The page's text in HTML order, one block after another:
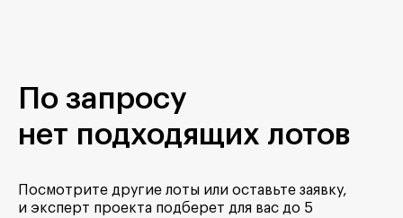
По запросу
нет подходящих лотов
Посмотрите другие лоты или оставьте заявку,
и эксперт проекта подберет для вас до 5